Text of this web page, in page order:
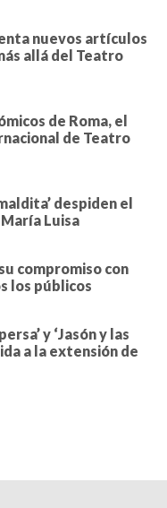
nuevos artículos
allá del Teatro
de Roma, el
de Teatro
despiden el
Luisa
compromiso con
los públicos
y ‘Jasón y las
a la extensión de